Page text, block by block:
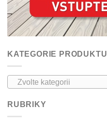
KATEGORIE PRODUKTU
Zvolte kategorii
RUBRIKY